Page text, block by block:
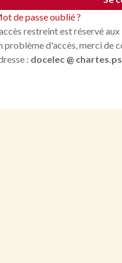
de passe oublié ?
restreint est réservé
problème d'accès, merci de
: docelec @